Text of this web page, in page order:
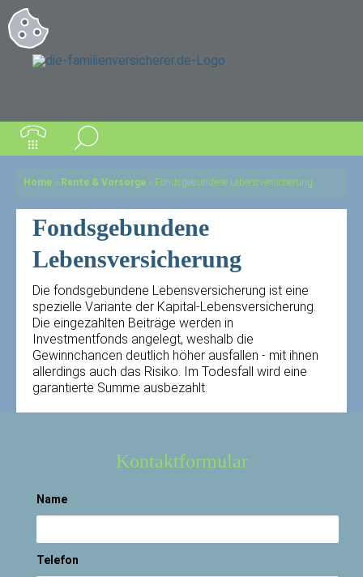
Home » Rente & Vorsorge » Fondsgebundene Lebensversicherung
Fondsgebundene
Lebensversicherung
Die fondsgebundene Lebensversicherung ist eine
spezielle Variante der Kapital-Lebensversicherung.
Die eingezahlten Beiträge werden in
Investmentfonds angelegt, weshalb die
Gewinnchancen deutlich höher ausfallen - mit ihnen
allerdings auch das Risiko. Im Todesfall wird eine
garantierte Summe ausbezahlt.
Kontaktformular
Name
Telefon